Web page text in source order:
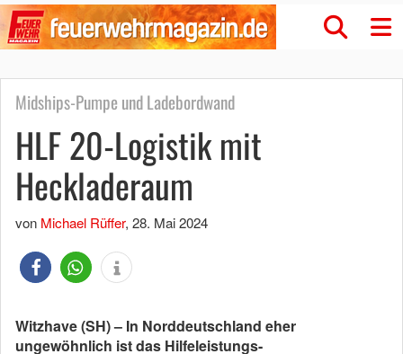
Midships-Pumpe und Ladebordwand
HLF 20-Logistik mit
Heckladeraum
von Michael Rüffer, 28. Mai 2024
Witzhave (SH) – In Norddeutschland eher
ungewöhnlich ist das Hilfeleistungs-